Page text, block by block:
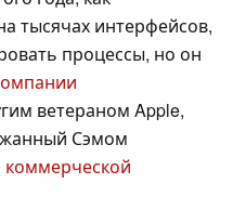
тысячах интерфейсов,
процессы, но он
ветераном Apple,
Сэмом
коммерческой